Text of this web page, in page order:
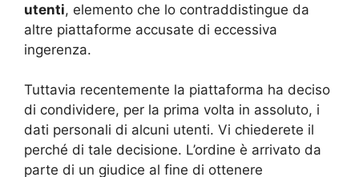
utenti, elemento che lo contraddistingue da
altre piattaforme accusate di eccessiva
ingerenza.
Tuttavia recentemente la piattaforma ha deciso
di condividere, per la prima volta in assoluto, i
dati personali di alcuni utenti. Vi chiederete il
perché di tale decisione. L’ordine è arrivato da
parte di un giudice al fine di ottenere